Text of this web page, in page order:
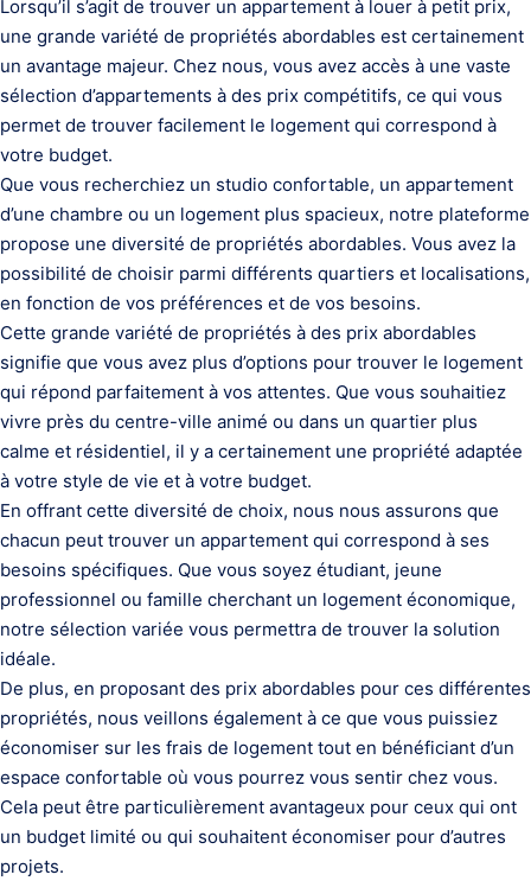
Lorsqu’il s’agit de trouver un appartement à louer à petit prix,
une grande variété de propriétés abordables est certainement
un avantage majeur. Chez nous, vous avez accès à une vaste
sélection d’appartements à des prix compétitifs, ce qui vous
permet de trouver facilement le logement qui correspond à
votre budget.
Que vous recherchiez un studio confortable, un appartement
d’une chambre ou un logement plus spacieux, notre plateforme
propose une diversité de propriétés abordables. Vous avez la
possibilité de choisir parmi différents quartiers et localisations,
en fonction de vos préférences et de vos besoins.
Cette grande variété de propriétés à des prix abordables
signifie que vous avez plus d’options pour trouver le logement
qui répond parfaitement à vos attentes. Que vous souhaitiez
vivre près du centre-ville animé ou dans un quartier plus
calme et résidentiel, il y a certainement une propriété adaptée
à votre style de vie et à votre budget.
En offrant cette diversité de choix, nous nous assurons que
chacun peut trouver un appartement qui correspond à ses
besoins spécifiques. Que vous soyez étudiant, jeune
professionnel ou famille cherchant un logement économique,
notre sélection variée vous permettra de trouver la solution
idéale.
De plus, en proposant des prix abordables pour ces différentes
propriétés, nous veillons également à ce que vous puissiez
économiser sur les frais de logement tout en bénéficiant d’un
espace confortable où vous pourrez vous sentir chez vous.
Cela peut être particulièrement avantageux pour ceux qui ont
un budget limité ou qui souhaitent économiser pour d’autres
projets.